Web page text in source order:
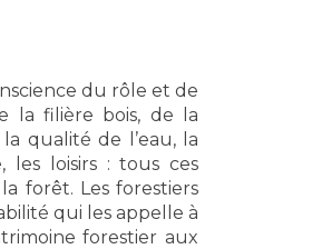
du rôle et de
la filière bois, de la
qualité de l’eau, la
les loisirs : tous ces
forêt. Les forestiers
qui les appelle à
forestier aux